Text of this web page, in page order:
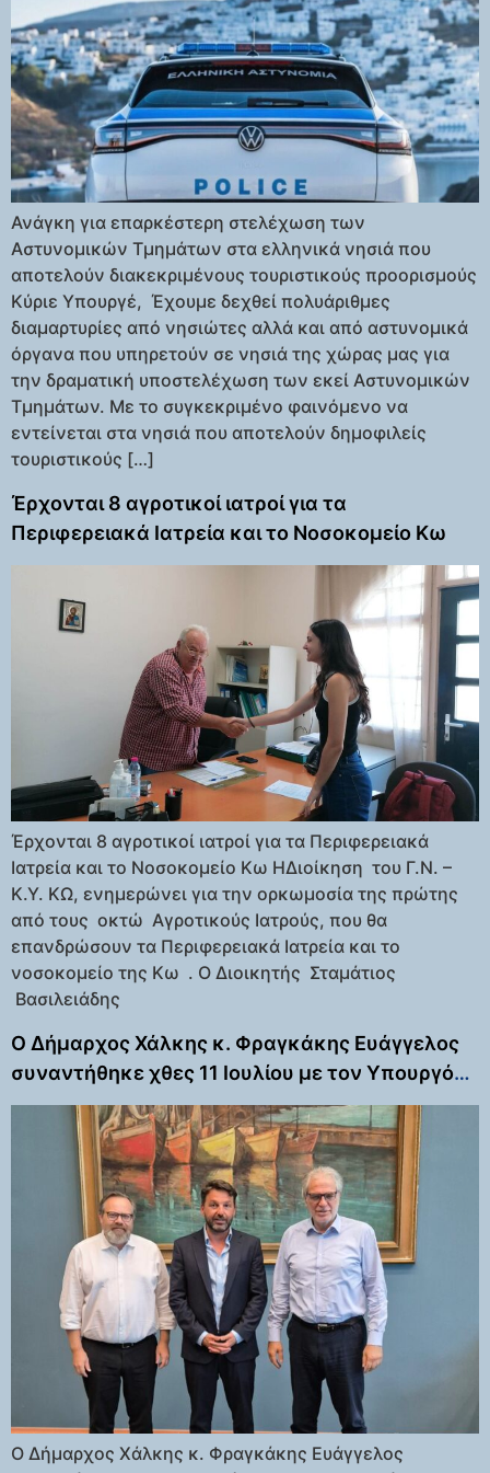
προορισμούς
Ανάγκη για επαρκέστερη στελέχωση των
Αστυνομικών Τμημάτων στα ελληνικά νησιά που
αποτελούν διακεκριμένους τουριστικούς προορισμούς
Κύριε Υπουργέ, Έχουμε δεχθεί πολυάριθμες
διαμαρτυρίες από νησιώτες αλλά και από αστυνομικά
όργανα που υπηρετούν σε νησιά της χώρας μας για
την δραματική υποστελέχωση των εκεί Αστυνομικών
Τμημάτων. Με το συγκεκριμένο φαινόμενο να
εντείνεται στα νησιά που αποτελούν δημοφιλείς
τουριστικούς […]
Έρχονται 8 αγροτικοί ιατροί για τα
Περιφερειακά Ιατρεία και το Νοσοκομείο Κω
Έρχονται 8 αγροτικοί ιατροί για τα Περιφερειακά
Ιατρεία και το Νοσοκομείο Κω ΗΔιοίκηση του Γ.Ν. –
Κ.Υ. ΚΩ, ενημερώνει για την ορκωμοσία της πρώτης
από τους οκτώ Αγροτικούς Ιατρούς, που θα
επανδρώσουν τα Περιφερειακά Ιατρεία και το
νοσοκομείο της Κω . Ο Διοικητής Σταμάτιος
Βασιλειάδης
Ο Δήμαρχος Χάλκης κ. Φραγκάκης Ευάγγελος
συναντήθηκε χθες 11 Ιουλίου με τον Υπουργό
Ναυτιλίας και Νησιωτικής Πολιτικής κ. Χρήστο
Στυλιανιδη και με τον Γενικο Γραμματέα
Λιμένων και Λιμενικής Πολιτικής κ. Ευάγγελο
Κυριαζοπουλο.
Ο Δήμαρχος Χάλκης κ. Φραγκάκης Ευάγγελος